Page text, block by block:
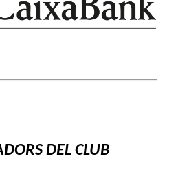
DEL CLUB